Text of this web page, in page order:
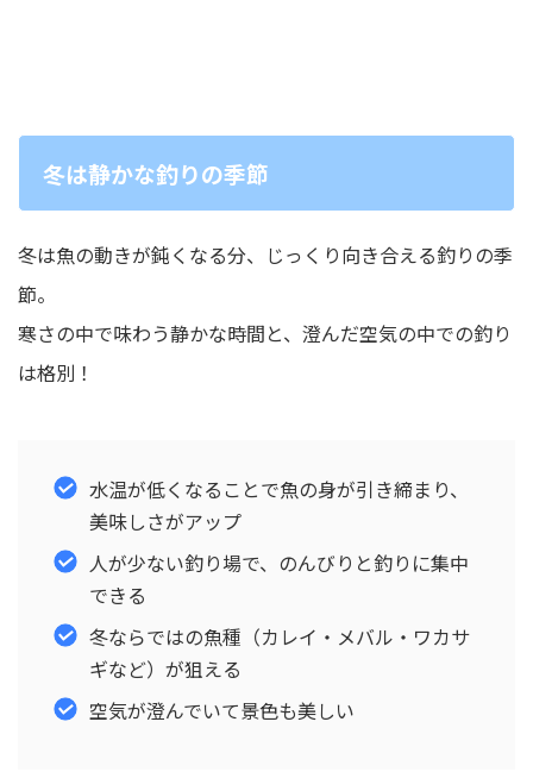
冬は静かな釣りの季節
冬は魚の動きが鈍くなる分、じっくり向き合える釣りの季
節。
寒さの中で味わう静かな時間と、澄んだ空気の中での釣り
は格別！
水温が低くなることで魚の身が引き締まり、
美味しさがアップ
人が少ない釣り場で、のんびりと釣りに集中
できる
冬ならではの魚種（カレイ・メバル・ワカサ
ギなど）が狙える
空気が澄んでいて景色も美しい